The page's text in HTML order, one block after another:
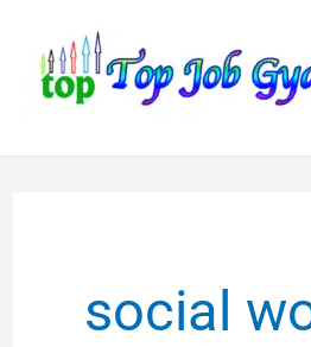
content
social